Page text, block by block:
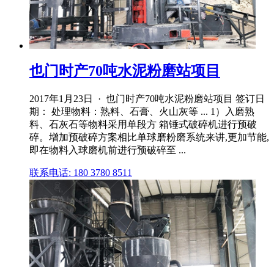
也门时产70吨水泥粉磨站项目
2017年1月23日 · 也门时产70吨水泥粉磨站项目 签订日
期： 处理物料：熟料、石膏、火山灰等 ... 1）入磨熟
料、石灰石等物料采用单段方 箱锤式破碎机进行预破
碎。增加预破碎方案相比单球磨粉磨系统来讲,更加节能,
即在物料入球磨机前进行预破碎至 ...
联系电话: 180 3780 8511